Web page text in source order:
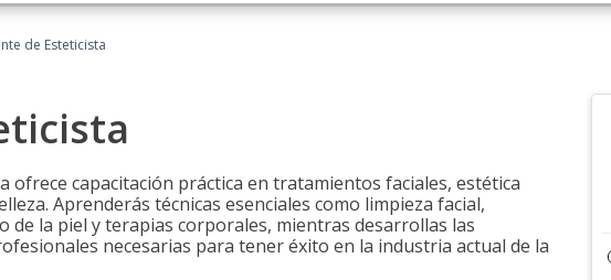
de Esteticista
ofrece capacitación práctica en tratamientos faciales, estética
Aprenderás técnicas esenciales como limpieza facial,
de la piel y terapias corporales, mientras desarrollas las
necesarias para tener éxito en la industria actual de la